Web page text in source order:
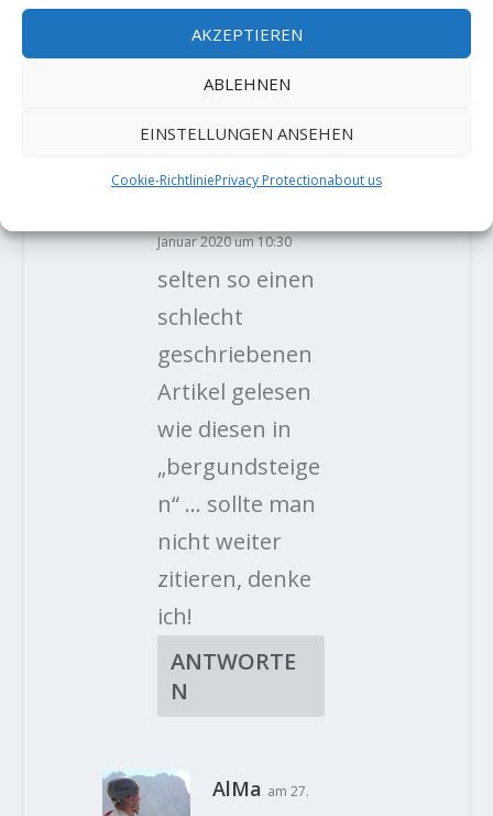
AKZEPTIEREN
ABLEHNEN
EINSTELLUNGEN ANSEHEN
Cookie-RichtliniePrivacy Protectionabout us
12 KOMMENTARE
Januar 2020 um 10:30
selten so einen
schlecht
geschriebenen
Artikel gelesen
wie diesen in
„bergundsteige
n“ … sollte man
nicht weiter
zitieren, denke
ich!
ANTWORTE
N
AlMa am 27.